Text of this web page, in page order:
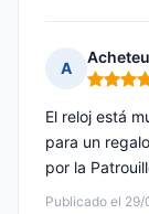
A
Nota: 5
Publicado el
El reloj está
para un
por la